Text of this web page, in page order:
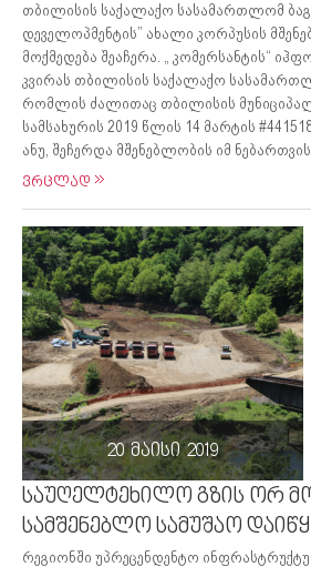
თბილისის საქალაქო სასამართლომ
დეველოპმენტის” ახალი კორპუსის
მოქმედება შეაჩერა. „ კომერსანტის“
კვირას თბილისის საქალაქო
რომლის ძალითაც თბილისის
სამსახურის 2019 წლის 14 მარტის
ანუ, შეჩერდა მშენებლობის იმ ნებართვის
ვრცლად
20 მაისი 2019
საუღელტეხილო გზის ორ
სამშენებლო სამუშაო
რეგიონში უპრეცენდენტო